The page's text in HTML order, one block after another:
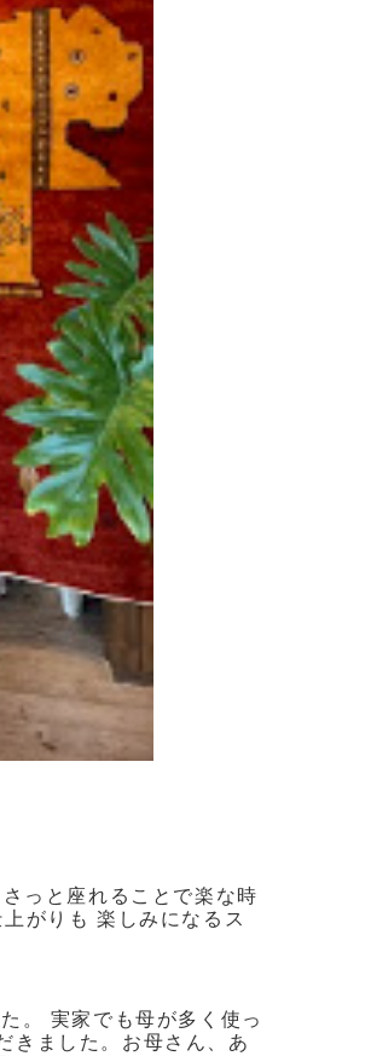
っと座れることで楽な時
がりも 楽しみになるス
。 実家でも母が多く使っ
きました。お母さん、あ